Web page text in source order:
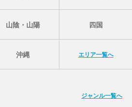
山陰・山陽 四国
沖縄 エリア一覧へ
ジャンル一覧へ